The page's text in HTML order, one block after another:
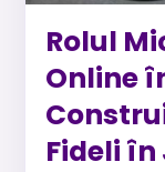
Rolul
Online
Fideli